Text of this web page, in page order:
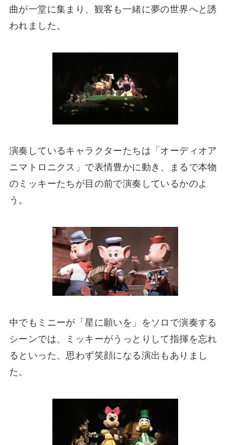
曲が一堂に集まり、観客も一緒に夢の世界へと誘
われました。
演奏しているキャラクターたちは「オーディオア
ニマトロニクス」で表情豊かに動き、まるで本物
のミッキーたちが目の前で演奏しているかのよ
う。
中でもミニーが「星に願いを」をソロで演奏する
シーンでは、ミッキーがうっとりして指揮を忘れ
るといった、思わず笑顔になる演出もありまし
た。